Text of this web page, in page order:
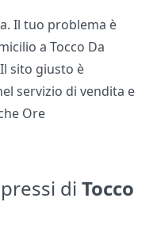
Il tuo problema è
a Tocco Da
sito giusto è
servizio di vendita e
Ore
diTocco